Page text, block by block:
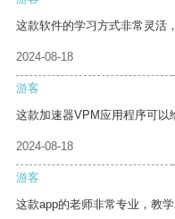
这款软件的学习方式非常灵活
2024-08-18
游客
这款加速器VPM应用程序可以
2024-08-18
游客
这款app的老师非常专业，教